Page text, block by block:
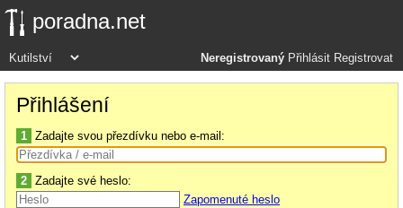
poradna.net
Neregistrovaný Přihlásit Registrovat
Přihlášení
1 Zadajte svou přezdívku nebo e-mail:
2 Zadajte své heslo:
Zapomenuté heslo